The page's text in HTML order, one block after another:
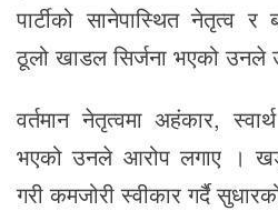
पार्टीको सानेपास्थित नेतृत्व र
ठूलो खाडल सिर्जना भएको
वर्तमान नेतृत्वमा अहंकार,
भएको उनले आरोप लगाए ।
गरी कमजोरी स्वीकार गर्दै